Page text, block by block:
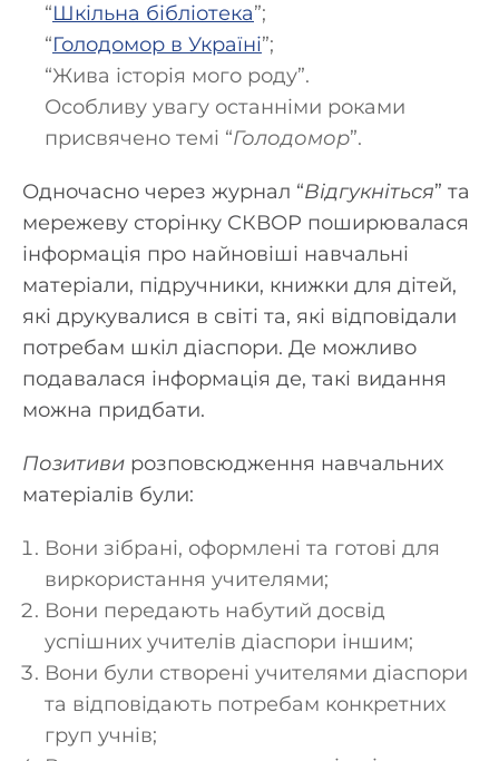
“Шкільна бібліотека”;
“Голодомор в Україні”;
“Жива історія мого роду”.
Особливу увагу останніми роками
присвячено темі “Голодомор”.
Одночасно через журнал “Відгукніться” та
мережеву сторінку СКВОР поширювалася
інформація про найновіші навчальні
матеріали, підручники, книжки для дітей,
які друкувалися в світі та, які відповідали
потребам шкіл діаспори. Де можливо
подавалася інформація де, такі видання
можна придбати.
Позитиви розповсюдження навчальних
матеріалів були:
Вони зібрані, оформлені та готові для
виркористання учителями;
Вони передають набутий досвід
успішних учителів діаспори іншим;
Вони були створені учителями діаспори
та відповідають потребам конкретних
груп учнів;